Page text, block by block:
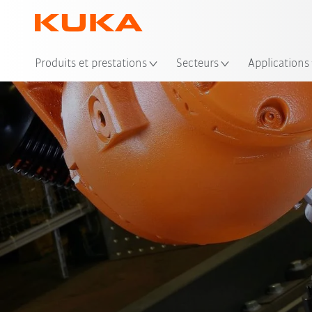
Produits et prestations Secteurs Applications